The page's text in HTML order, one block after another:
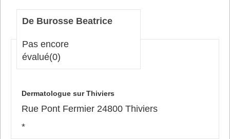
De Burosse Beatrice
Pas encore
évalué(0)
Dermatologue sur Thiviers
Rue Pont Fermier 24800 Thiviers
*